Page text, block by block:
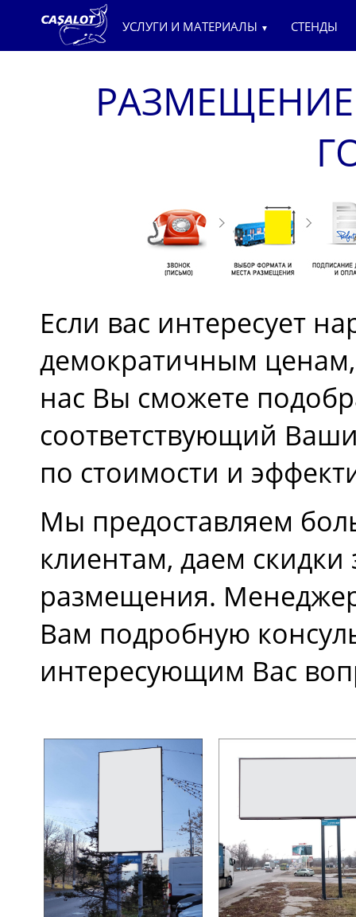
УСЛУГИ И МАТЕРИАЛЫ ▼ СТЕНДЫ
Если вас интересует
демократичным
нас Вы сможете
соответствующий
по стоимости и
Мы предоставляем
клиентам, даем
размещения.
Вам подробную
интересующим Вас